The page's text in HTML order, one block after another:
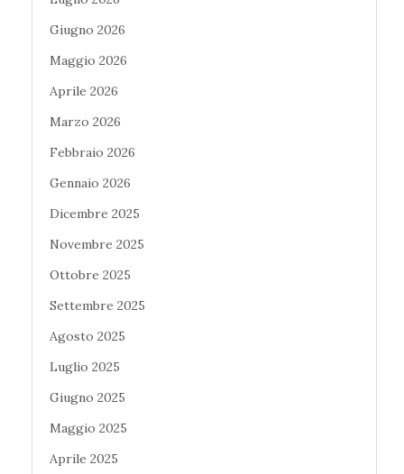
Giugno 2026
Maggio 2026
Aprile 2026
Marzo 2026
Febbraio 2026
Gennaio 2026
Dicembre 2025
Novembre 2025
Ottobre 2025
Settembre 2025
Agosto 2025
Luglio 2025
Giugno 2025
Maggio 2025
Aprile 2025